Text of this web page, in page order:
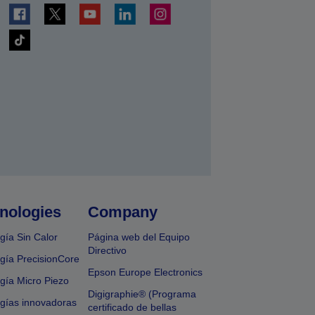
Sin Calor
PrecisionCore
Micro Piezo
innovadoras
Company
Página web del Equipo
Directivo
Epson Europe Electronics
Digigraphie® (Programa
certificado de bellas